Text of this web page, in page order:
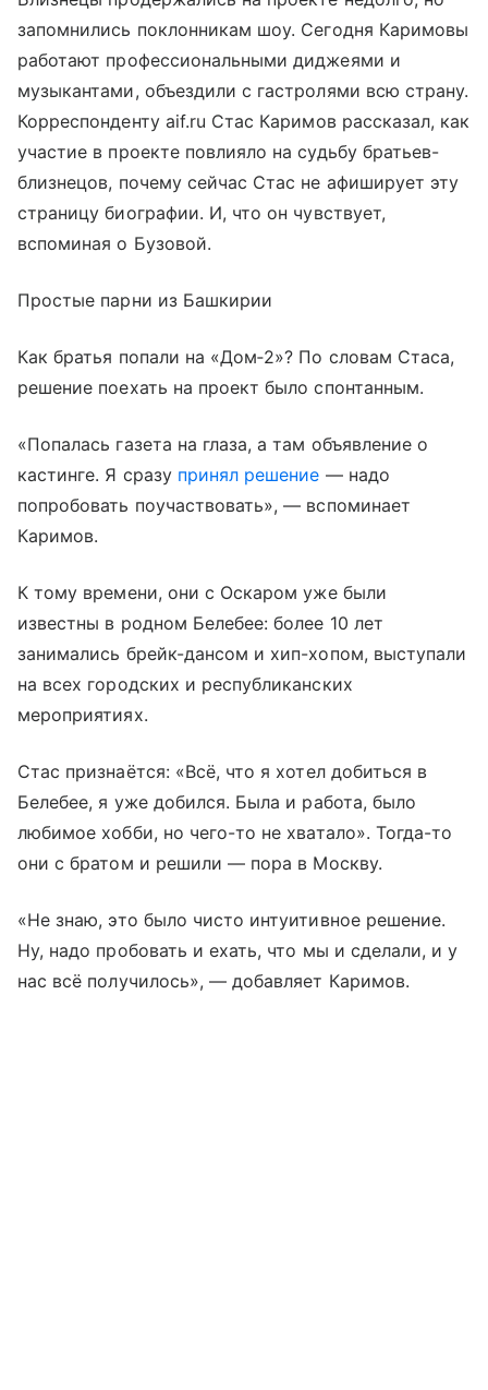
запомнились поклонникам шоу. Сегодня Каримовы
работают профессиональными диджеями и
музыкантами, объездили с гастролями всю страну.
Корреспонденту aif.ru Стас Каримов рассказал, как
участие в проекте повлияло на судьбу братьев-
близнецов, почему сейчас Стас не афиширует эту
страницу биографии. И, что он чувствует,
вспоминая о Бузовой.
Простые парни из Башкирии
Как братья попали на «Дом‑2»? По словам Стаса,
решение поехать на проект было спонтанным.
«Попалась газета на глаза, а там объявление о
кастинге. Я сразу принял решение — надо
попробовать поучаствовать», — вспоминает
Каримов.
К тому времени, они с Оскаром уже были
известны в родном Белебее: более 10 лет
занимались брейк-дансом и хип-хопом, выступали
на всех городских и республиканских
мероприятиях.
Стас признаётся: «Всё, что я хотел добиться в
Белебее, я уже добился. Была и работа, было
любимое хобби, но чего-то не хватало». Тогда-то
они с братом и решили — пора в Москву.
«Не знаю, это было чисто интуитивное решение.
Ну, надо пробовать и ехать, что мы и сделали, и у
нас всё получилось», — добавляет Каримов.